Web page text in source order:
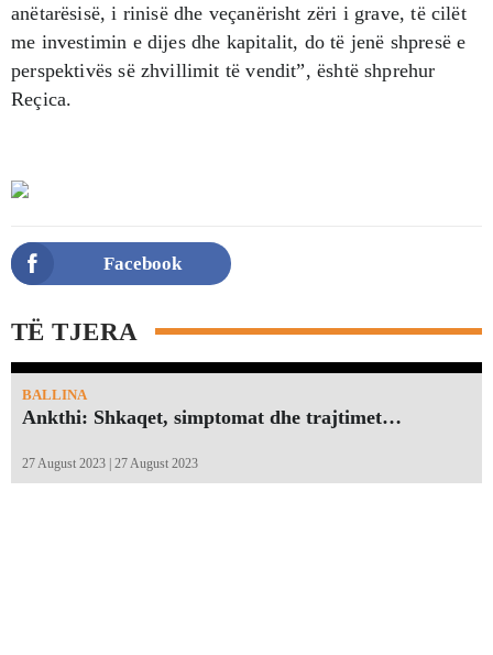
anëtarësisë, i rinisë dhe veçanërisht zëri i grave, të cilët
me investimin e dijes dhe kapitalit, do të jenë shpresë e
perspektivës së zhvillimit të vendit”, është shprehur
Reçica.
Facebook
TË TJERA
BALLINA
Ankthi: Shkaqet, simptomat dhe trajtimet…
27 August 2023 | 27 August 2023